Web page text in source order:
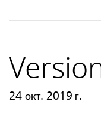
24 окт. 2019 г.